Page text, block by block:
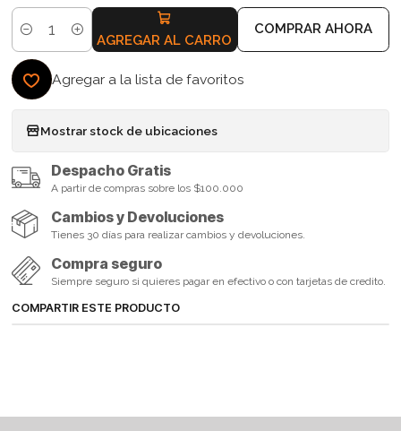
Cantidad AGREGAR AL CARRO
COMPRAR AHORA
Agregar a la lista de favoritos
Mostrar stock de ubicaciones
Despacho Gratis
A partir de compras sobre los $100.000
Cambios y Devoluciones
Tienes 30 días para realizar cambios y devoluciones.
Compra seguro
Siempre seguro si quieres pagar en efectivo o con tarjetas de credito.
COMPARTIR ESTE PRODUCTO